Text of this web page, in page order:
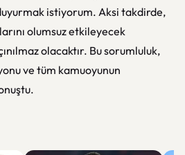
istiyorum. Aksi takdirde,
olumsuz etkileyecek
olacaktır. Bu sorumluluk,
ve tüm kamuoyunun